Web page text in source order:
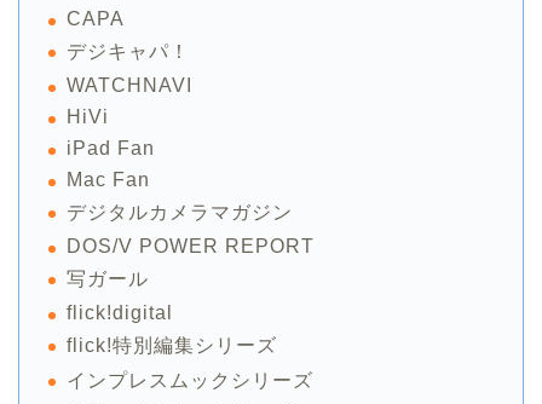
CAPA
デジキャパ！
WATCHNAVI
HiVi
iPad Fan
Mac Fan
デジタルカメラマガジン
DOS/V POWER REPORT
写ガール
flick!digital
flick!特別編集シリーズ
インプレスムックシリーズ